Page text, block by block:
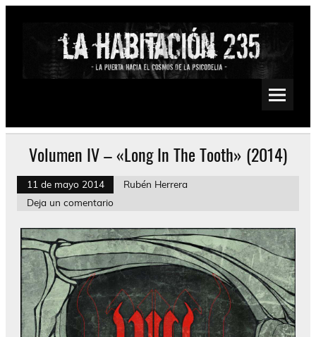
Saltar
Psychedelic, Stoner, Doom, Sludge, Fuzz, Space, Drone
Volumen IV – «Long In The Tooth» (2014)
11 de mayo 2014
Rubén Herrera
Deja un comentario